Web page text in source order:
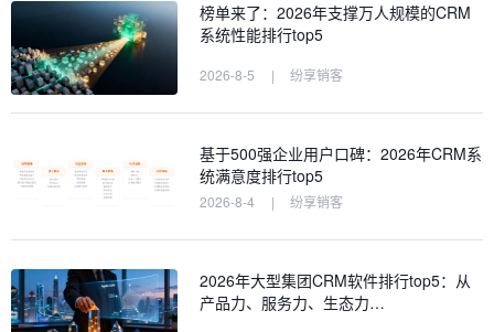
榜单来了：2026年支撑万人规模的CRM
系统性能排行top5
2026-8-5 | 纷享销客
基于500强企业用户口碑：2026年CRM系
统满意度排行top5
2026-8-4 | 纷享销客
2026年大型集团CRM软件排行top5：从
产品力、服务力、生态力…